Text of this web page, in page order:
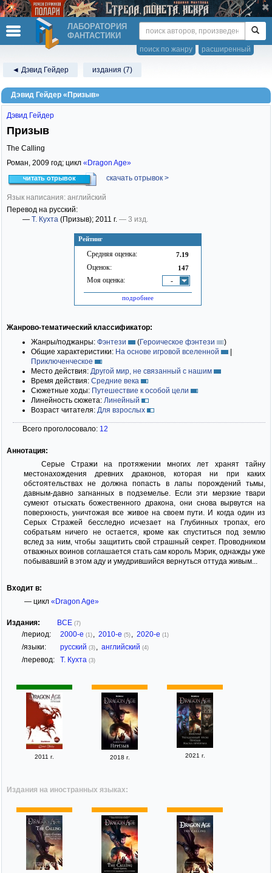
ЛАБОРАТОРИЯ
ФАНТАСТИКИ
расширенный
поиск по жанру
◄ Дэвид Гейдер издания (7)
Дэвид Гейдер «Призыв»
Рейтинг
Средняя оценка: 7.19
Оценок: 147
Моя оценка: -
подробнее
Дэвид Гейдер
Призыв
The Calling
Роман, 2009 год; цикл «Dragon Age»
читать отрывок скачать отрывок >
Язык написания: английский
Перевод на русский:
— Т. Кухта (Призыв); 2011 г. — 3 изд.
Жанрово-тематический классификатор:
Жанры/поджанры: Фэнтези (Героическое фэнтези
)
Общие характеристики: На основе игровой вселенной
|
Приключенческое
Место действия: Другой мир, не связанный с нашим
Время действия: Средние века
Сюжетные ходы: Путешествие к особой цели
Линейность сюжета: Линейный
Возраст читателя: Для взрослых
Всего проголосовало: 12
Аннотация:
Серые Стражи на протяжении многих лет хранят тайну
местонахождения древних драконов, которая ни при каких
обстоятельствах не должна попасть в лапы порождений тьмы,
давным-давно загнанных в подземелье. Если эти мерзкие твари
сумеют отыскать божественного дракона, они снова вырвутся на
поверхность, уничтожая все живое на своем пути. И когда один из
Серых Стражей бесследно исчезает на Глубинных тропах, его
собратьям ничего не остается, кроме как спуститься под землю
вслед за ним, чтобы защитить свой страшный секрет. Проводником
отважных воинов соглашается стать сам король Мэрик, однажды уже
побывавший в этом аду и умудрившийся вернуться оттуда живым...
Входит в:
— цикл «Dragon Age»
Издания: ВСЕ (7)
/период: 2000-е (1) 2010-е (5) 2020-е (1)
/языки: русский (3) английский (4)
/перевод: Т. Кухта (3)
2011 г. 2018 г. 2021 г.
Издания на иностранных языках: